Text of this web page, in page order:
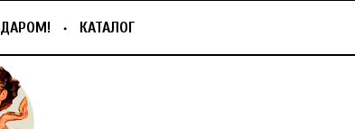
ДАРОМ! КАТАЛОГ